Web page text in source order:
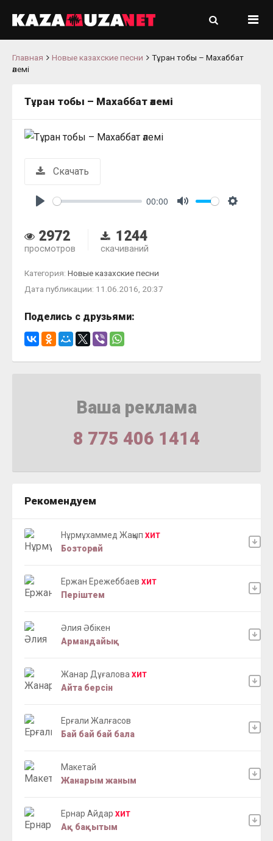
Главная Новые казахские песни
Тұран тобы – Махаббат
әлемі
Тұран тобы – Махаббат әлемі
Скачать
00:00
2972
просмотров
1244
скачиваний
Категория: Новые казахские песни
Дата публикации: 11.06.2016, 20:37
Поделись с друзьями:
Ваша реклама
8 775 406 1414
Рекомендуем
Нұрмұхаммед Жақып ХИТ
Бозторғай
Ержан Ережеббаев ХИТ
Перiштем
Әлия Әбікен
Армандайық
Жанар Дұғалова ХИТ
Айта берсін
Ерғали Жалғасов
Бай бай бай бала
Макетай
Жанарым жаным
Ернар Айдар ХИТ
Ақ бақытым